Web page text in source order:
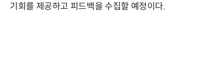
기회를 제공하고 피드백을 수집할 예정이다.